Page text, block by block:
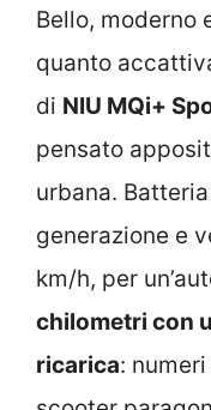
Bello, moderno
quanto
di NIU MQi+
pensato
urbana.
generazione e
km/h, per
chilometri con
ricarica: